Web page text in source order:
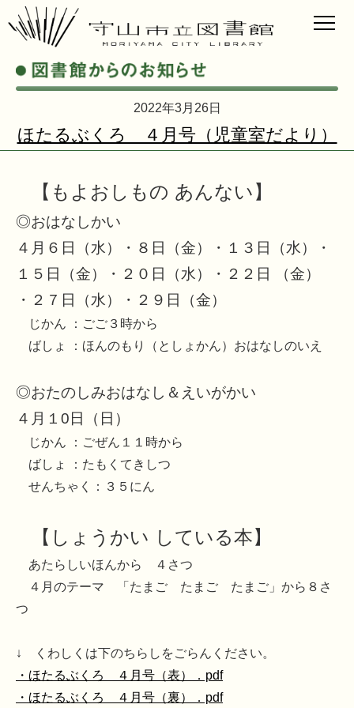
2022年3月26日
ほたるぶくろ ４月号（児童室だより）
【もよおしもの あんない】
◎おはなしかい
４月６日（水）・８日（金）・１３日（水）・
１５日（金）・２０日（水）・２２日 （金）
・２７日（水）・２９日（金）
じかん ：ごご３時から
ばしょ ：ほんのもり（としょかん）おはなしのいえ
◎おたのしみおはなし＆えいがかい
４月１0日（日）
じかん ：ごぜん１１時から
ばしょ ：たもくてきしつ
せんちゃく：３５にん
【しょうかい している本】
あたらしいほんから ４さつ
４月のテーマ 「たまご たまご たまご」から８さ
つ
↓ くわしくは下のちらしをごらんください。
・ほたるぶくろ ４月号（表）．pdf
・ほたるぶくろ ４月号（裏）．pdf